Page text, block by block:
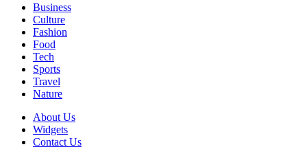
Business
Culture
Fashion
Food
Tech
Sports
Travel
Nature
About Us
Widgets
Contact Us